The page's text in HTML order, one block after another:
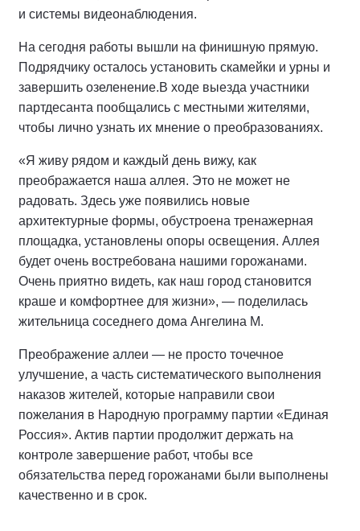
и системы видеонаблюдения.
На сегодня работы вышли на финишную прямую.
Подрядчику осталось установить скамейки и урны и
завершить озеленение.В ходе выезда участники
партдесанта пообщались с местными жителями,
чтобы лично узнать их мнение о преобразованиях.
«Я живу рядом и каждый день вижу, как
преображается наша аллея. Это не может не
радовать. Здесь уже появились новые
архитектурные формы, обустроена тренажерная
площадка, установлены опоры освещения. Аллея
будет очень востребована нашими горожанами.
Очень приятно видеть, как наш город становится
краше и комфортнее для жизни», — поделилась
жительница соседнего дома Ангелина М.
Преображение аллеи — не просто точечное
улучшение, а часть систематического выполнения
наказов жителей, которые направили свои
пожелания в Народную программу партии «Единая
Россия». Актив партии продолжит держать на
контроле завершение работ, чтобы все
обязательства перед горожанами были выполнены
качественно и в срок.